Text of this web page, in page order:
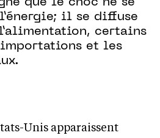
il se diffuse
certains
et les
Unis apparaissent